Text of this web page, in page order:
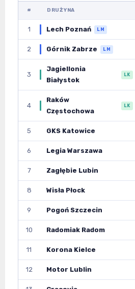
# DRUŻYNA
1 Lech Poznań LM
2 Górnik Zabrze LM
3
Jagiellonia
Białystok
LK
4
Raków
Częstochowa
LK
5 GKS Katowice
6 Legia Warszawa
7 Zagłębie Lubin
8 Wisła Płock
9 Pogoń Szczecin
10 Radomiak Radom
11 Korona Kielce
12 Motor Lublin